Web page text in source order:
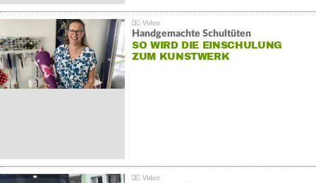
Handgemachte Schultüten
SO WIRD DIE EINSCHULUNG
ZUM KUNSTWERK